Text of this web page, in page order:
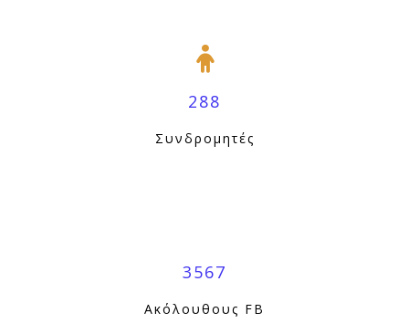
288
Συνδρομητές
3567
Ακόλουθους FB